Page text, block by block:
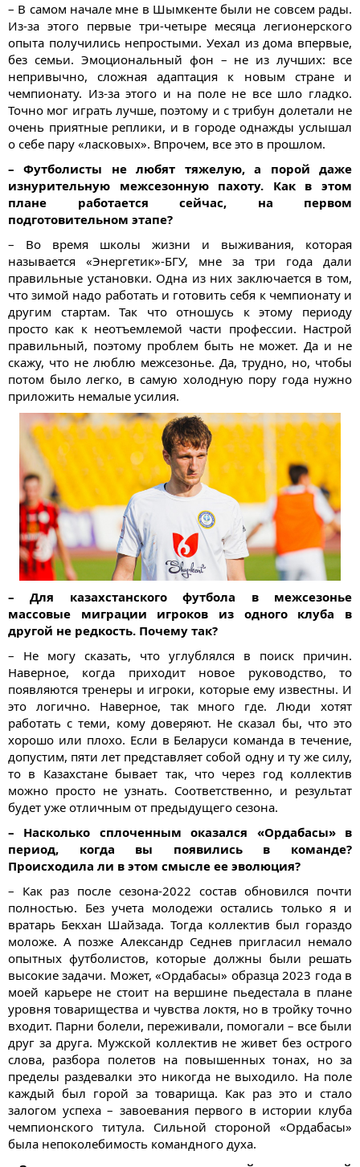
– В самом начале мне в Шымкенте были не совсем рады.
Из-за этого первые три-четыре месяца легионерского
опыта получились непростыми. Уехал из дома впервые,
без семьи. Эмоциональный фон – не из лучших: все
непривычно, сложная адаптация к новым стране и
чемпионату. Из-за этого и на поле не все шло гладко.
Точно мог играть лучше, поэтому и с трибун долетали не
очень приятные реплики, и в городе однажды услышал
о себе пару «ласковых». Впрочем, все это в прошлом.
– Футболисты не любят тяжелую, а порой даже
изнурительную межсезонную пахоту. Как в этом
плане работается сейчас, на первом
подготовительном этапе?
– Во время школы жизни и выживания, которая
называется «Энергетик»-БГУ, мне за три года дали
правильные установки. Одна из них заключается в том,
что зимой надо работать и готовить себя к чемпионату и
другим стартам. Так что отношусь к этому периоду
просто как к неотъемлемой части профессии. Настрой
правильный, поэтому проблем быть не может. Да и не
скажу, что не люблю межсезонье. Да, трудно, но, чтобы
потом было легко, в самую холодную пору года нужно
приложить немалые усилия.
– Для казахстанского футбола в межсезонье
массовые миграции игроков из одного клуба в
другой не редкость. Почему так?
– Не могу сказать, что углублялся в поиск причин.
Наверное, когда приходит новое руководство, то
появляются тренеры и игроки, которые ему известны. И
это логично. Наверное, так много где. Люди хотят
работать с теми, кому доверяют. Не сказал бы, что это
хорошо или плохо. Если в Беларуси команда в течение,
допустим, пяти лет представляет собой одну и ту же силу,
то в Казахстане бывает так, что через год коллектив
можно просто не узнать. Соответственно, и результат
будет уже отличным от предыдущего сезона.
– Насколько сплоченным оказался «Ордабасы» в
период, когда вы появились в команде?
Происходила ли в этом смысле ее эволюция?
– Как раз после сезона-2022 состав обновился почти
полностью. Без учета молодежи остались только я и
вратарь Бекхан Шайзада. Тогда коллектив был гораздо
моложе. А позже Александр Седнев пригласил немало
опытных футболистов, которые должны были решать
высокие задачи. Может, «Ордабасы» образца 2023 года в
моей карьере не стоит на вершине пьедестала в плане
уровня товарищества и чувства локтя, но в тройку точно
входит. Парни болели, переживали, помогали – все были
друг за друга. Мужской коллектив не живет без острого
слова, разбора полетов на повышенных тонах, но за
пределы раздевалки это никогда не выходило. На поле
каждый был горой за товарища. Как раз это и стало
залогом успеха – завоевания первого в истории клуба
чемпионского титула. Сильной стороной «Ордабасы»
была непоколебимость командного духа.